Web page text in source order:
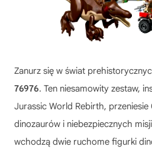
Zanurz się w świat
76976. Ten niesamowity zestaw,
Jurassic World Rebirth, przeniesie
dinozaurów i niebezpiecznych
wchodzą dwie ruchome figurki